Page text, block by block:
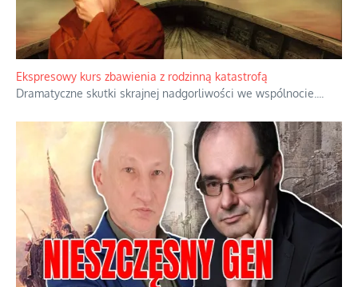
Ekspresowy kurs zbawienia z rodzinną katastrofą
Dramatyczne skutki skrajnej nadgorliwości we wspólnocie.